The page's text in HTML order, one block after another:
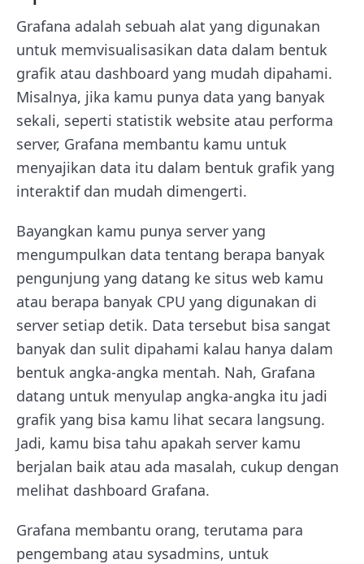
Grafana adalah sebuah alat yang digunakan
untuk memvisualisasikan data dalam bentuk
grafik atau dashboard yang mudah dipahami.
Misalnya, jika kamu punya data yang banyak
sekali, seperti statistik website atau performa
server, Grafana membantu kamu untuk
menyajikan data itu dalam bentuk grafik yang
interaktif dan mudah dimengerti.
Bayangkan kamu punya server yang
mengumpulkan data tentang berapa banyak
pengunjung yang datang ke situs web kamu
atau berapa banyak CPU yang digunakan di
server setiap detik. Data tersebut bisa sangat
banyak dan sulit dipahami kalau hanya dalam
bentuk angka-angka mentah. Nah, Grafana
datang untuk menyulap angka-angka itu jadi
grafik yang bisa kamu lihat secara langsung.
Jadi, kamu bisa tahu apakah server kamu
berjalan baik atau ada masalah, cukup dengan
melihat dashboard Grafana.
Grafana membantu orang, terutama para
pengembang atau sysadmins, untuk